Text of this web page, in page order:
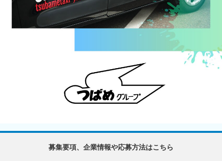
募集要項、企業情報や応募方法はこちら